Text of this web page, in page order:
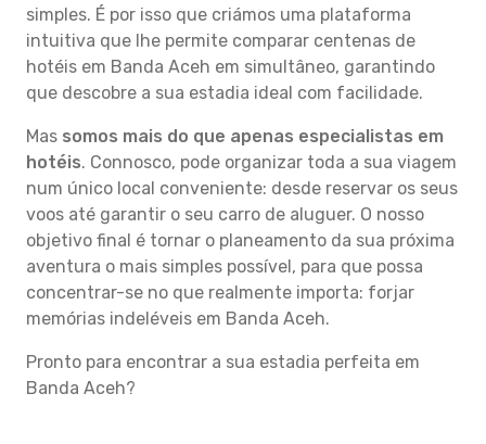
simples. É por isso que criámos uma plataforma
intuitiva que lhe permite comparar centenas de
hotéis em Banda Aceh em simultâneo, garantindo
que descobre a sua estadia ideal com facilidade.
Mas somos mais do que apenas especialistas em
hotéis. Connosco, pode organizar toda a sua viagem
num único local conveniente: desde reservar os seus
voos até garantir o seu carro de aluguer. O nosso
objetivo final é tornar o planeamento da sua próxima
aventura o mais simples possível, para que possa
concentrar-se no que realmente importa: forjar
memórias indeléveis em Banda Aceh.
Pronto para encontrar a sua estadia perfeita em
Banda Aceh?